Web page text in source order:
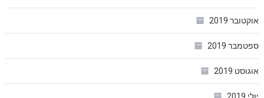
אוקטובר 2019
ספטמבר 2019
אוגוסט 2019